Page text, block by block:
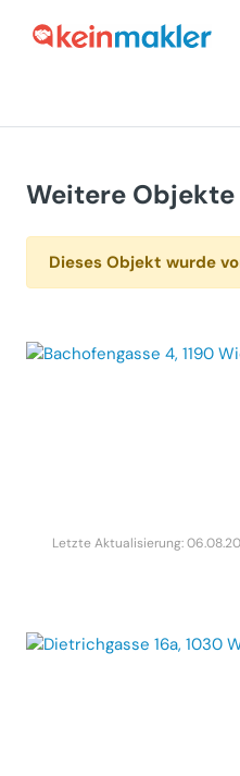
Weitere
Dieses Objekt wurde
Letzte Aktualisierung: